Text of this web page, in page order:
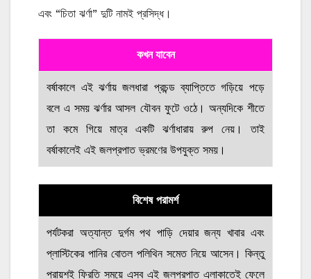
এবং “চিতা ঝর্ণা” দুটি নামই প্রসিদ্ধ।
কখন যাবেন
বর্ষাকালে এই ঝর্ণায় জলধারা প্রচন্ড ব্যাপ্তিতে গড়িয়ে পড়ে
বলে এ সময় ঝর্ণার আসল যৌবন ফুটে ওঠে। অন্যদিকে শীতে
তা কমে গিয়ে মাত্র একটি ঝর্ণাধারায় রুপ নেয়। তাই
বর্ষাকালেই এই জলপ্রপাত ভ্রমণের উপযুক্ত সময়।
বিশেষ পরামর্শ
পর্যটকরা অত্যান্ত দুর্গম পথ পাড়ি দেয়ার জন্য খাবার এবং
প্লাস্টিকের পানির বোতল পলিথিন সমেত নিয়ে আসেন। কিন্তু
প্রায়শই ফিরতি সময়ে এসব এই জলপ্রপাত এলাকাতেই ফেলে